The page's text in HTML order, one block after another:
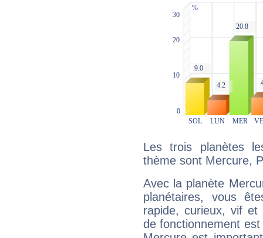
Les trois planètes
thème sont Mercure,
Avec la planète
planétaires, vous
rapide, curieux, vif et
de fonctionnement